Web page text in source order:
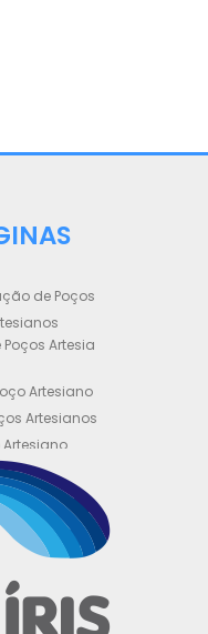
de Poços
Artesia
Artesiano
Artesianos
Artesiano
Artesiano
Artesiano
Artesiano
Artesiano
de Poç